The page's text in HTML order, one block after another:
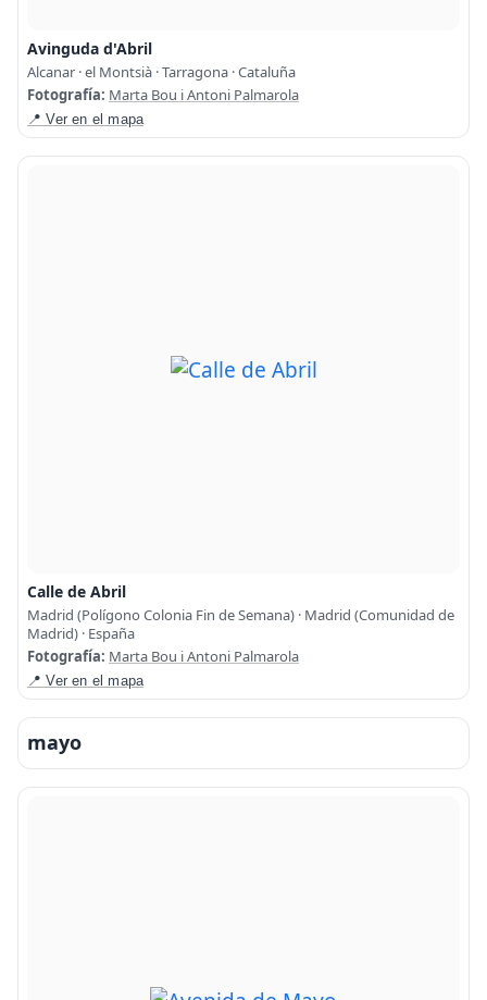
Avinguda d'Abril
Alcanar · el Montsià · Tarragona · Cataluña
Fotografía: Marta Bou i Antoni Palmarola
📍 Ver en el mapa
Calle de Abril
Madrid (Polígono Colonia Fin de Semana) · Madrid (Comunidad de
Madrid) · España
Fotografía: Marta Bou i Antoni Palmarola
📍 Ver en el mapa
mayo